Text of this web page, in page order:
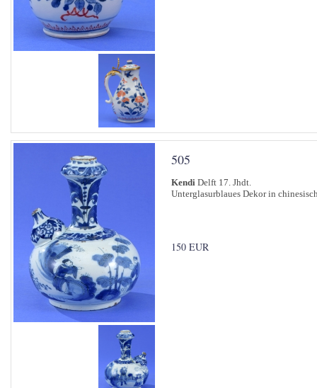
505
Kendi Delft 17. Jhdt.
Unterglasurblaues Dekor in
150 EUR